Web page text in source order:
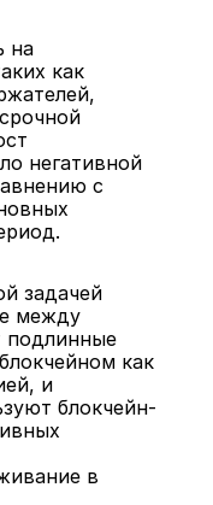
на
как
негативной
с
задачей
между
подлинные
как
и
блокчейн-
в